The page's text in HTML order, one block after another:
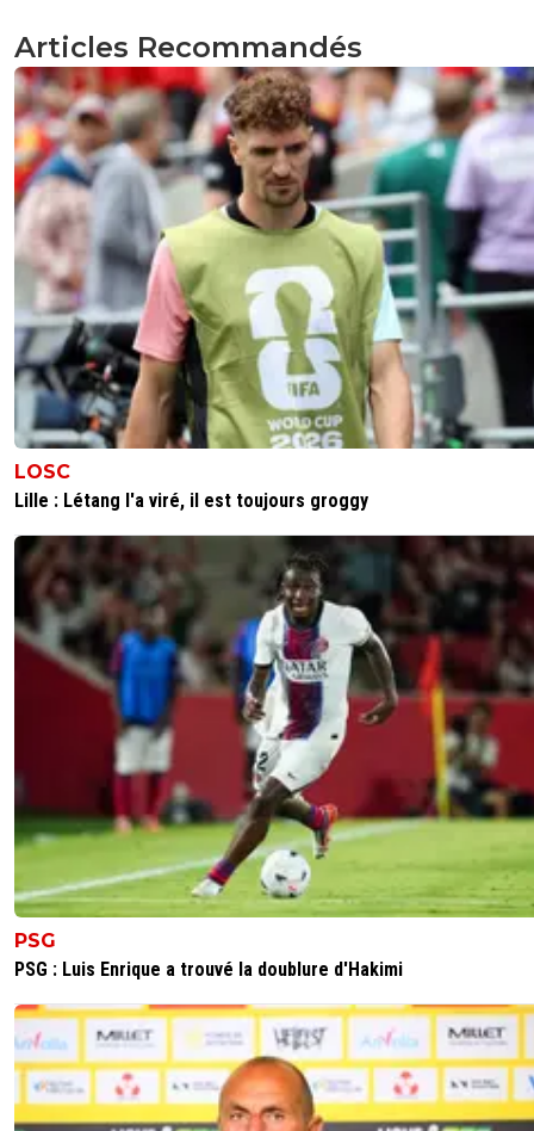
Articles Recommandés
LOSC
Lille : Létang l'a viré, il est toujours groggy
PSG
PSG : Luis Enrique a trouvé la doublure d'Hakimi